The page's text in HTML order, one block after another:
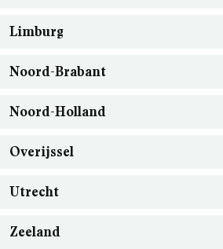
Limburg
Noord-Brabant
Noord-Holland
Overijssel
Utrecht
Zeeland